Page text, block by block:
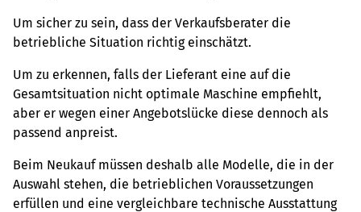
Um sicher zu sein, dass der Verkaufsberater die
betriebliche Situation richtig einschätzt.
Um zu erkennen, falls der Lieferant eine auf die
Gesamtsituation nicht optimale Maschine empfiehlt,
aber er wegen einer Angebotslücke diese dennoch als
passend anpreist.
Beim Neukauf müssen deshalb alle Modelle, die in der
Auswahl stehen, die betrieblichen Voraussetzungen
erfüllen und eine vergleichbare technische Ausstattung